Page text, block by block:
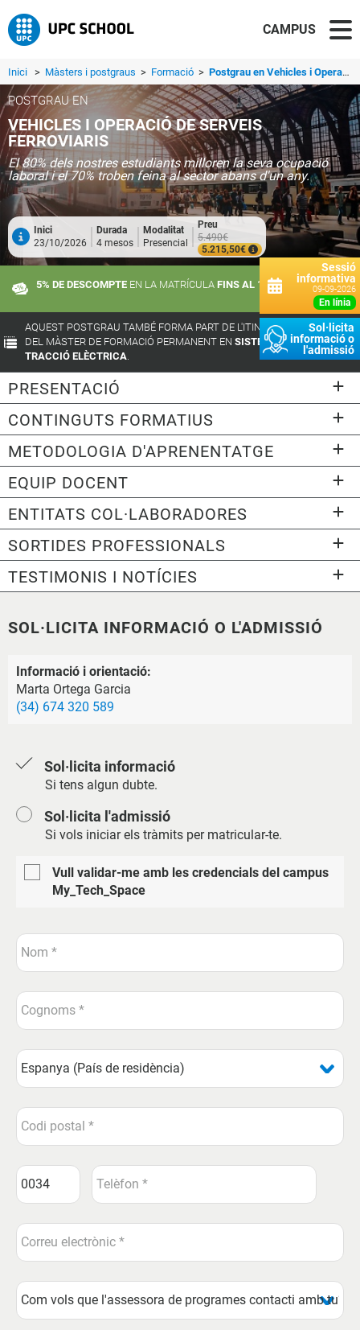
CAMPUS
Inici > Màsters i postgraus > Formació > Postgrau en Vehicles i Operació de Serveis Ferroviaris
Sessió
informativa
09-09-2026
en línia
Sol·licita
informació o
l'admissió
POSTGRAU EN
VEHICLES I OPERACIÓ DE SERVEIS
FERROVIARIS
El 80% dels nostres estudiants milloren la seva ocupació
laboral i el 70% troben feina al sector abans d'un any.
Inici
23/10/2026
Durada
4 mesos
Modalitat
Presencial
Preu
5.490€
5.215,50€
5% DE DESCOMPTE EN LA MATRÍCULA FINS AL 10 DE SETEMBRE
AQUEST POSTGRAU TAMBÉ FORMA PART DE L'ITINERARI FORMATIU
DEL MÀSTER DE FORMACIÓ PERMANENT EN SISTEMES FERROVIARIS I
TRACCIÓ ELÈCTRICA.
PRESENTACIÓ
CONTINGUTS FORMATIUS
METODOLOGIA D'APRENENTATGE
EQUIP DOCENT
ENTITATS COL·LABORADORES
SORTIDES PROFESSIONALS
TESTIMONIS I NOTÍCIES
SOL·LICITA INFORMACIÓ O L'ADMISSIÓ
Informació i orientació:
Marta Ortega Garcia
(34) 674 320 589
Sol·licita informació
Si tens algun dubte.
Sol·licita l'admissió
Si vols iniciar els tràmits per matricular-te.
Vull validar-me amb les credencials del campus
My_Tech_Space